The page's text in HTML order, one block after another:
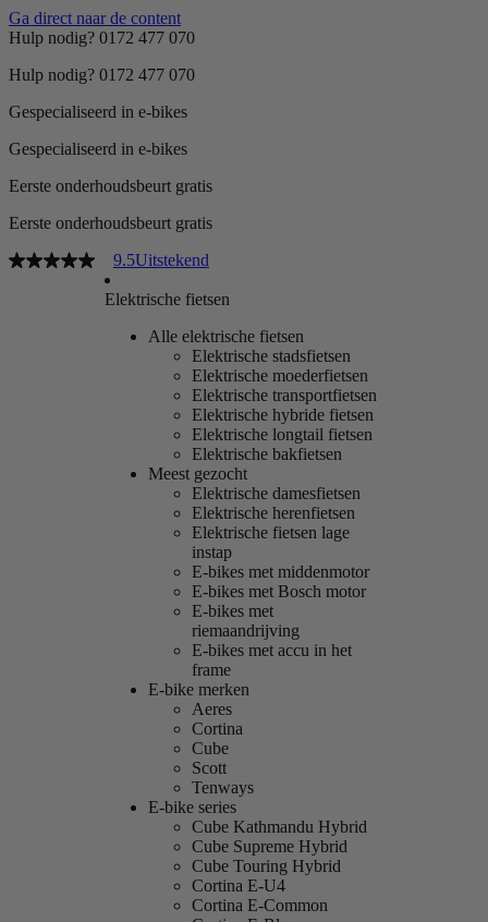
Ga direct naar de content
Hulp nodig? 0172 477 070
Hulp nodig? 0172 477 070
Gespecialiseerd in e-bikes
Gespecialiseerd in e-bikes
Eerste onderhoudsbeurt gratis
Eerste onderhoudsbeurt gratis
9.5Uitstekend
Elektrische fietsen
Alle elektrische fietsen
Elektrische stadsfietsen
Elektrische moederfietsen
Elektrische transportfietsen
Elektrische hybride fietsen
Elektrische longtail fietsen
Elektrische bakfietsen
Meest gezocht
Elektrische damesfietsen
Elektrische herenfietsen
Elektrische fietsen lage
instap
E-bikes met middenmotor
E-bikes met Bosch motor
E-bikes met
riemaandrijving
E-bikes met accu in het
frame
E-bike merken
Aeres
Cortina
Cube
Scott
Tenways
E-bike series
Cube Kathmandu Hybrid
Cube Supreme Hybrid
Cube Touring Hybrid
Cortina E-U4
Cortina E-Common